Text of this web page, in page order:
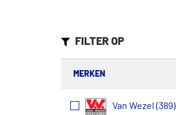
FILTER OP
MERKEN
Van Wezel (389)